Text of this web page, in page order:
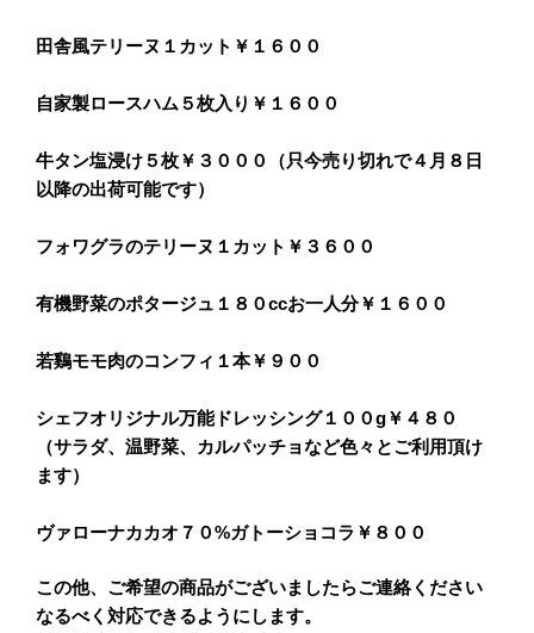
田舎風テリーヌ１カット￥１６００
自家製ロースハム５枚入り￥１６００
牛タン塩浸け５枚￥３０００（只今売り切れで４月８日
以降の出荷可能です）
フォワグラのテリーヌ１カット￥３６００
有機野菜のポタージュ１８０ccお一人分￥１６００
若鷄モモ肉のコンフィ１本￥９００
シェフオリジナル万能ドレッシング１００g￥４８０
（サラダ、温野菜、カルパッチョなど色々とご利用頂け
ます）
ヴァローナカカオ７０%ガトーショコラ￥８００
この他、ご希望の商品がございましたらご連絡ください
なるべく対応できるようにします。